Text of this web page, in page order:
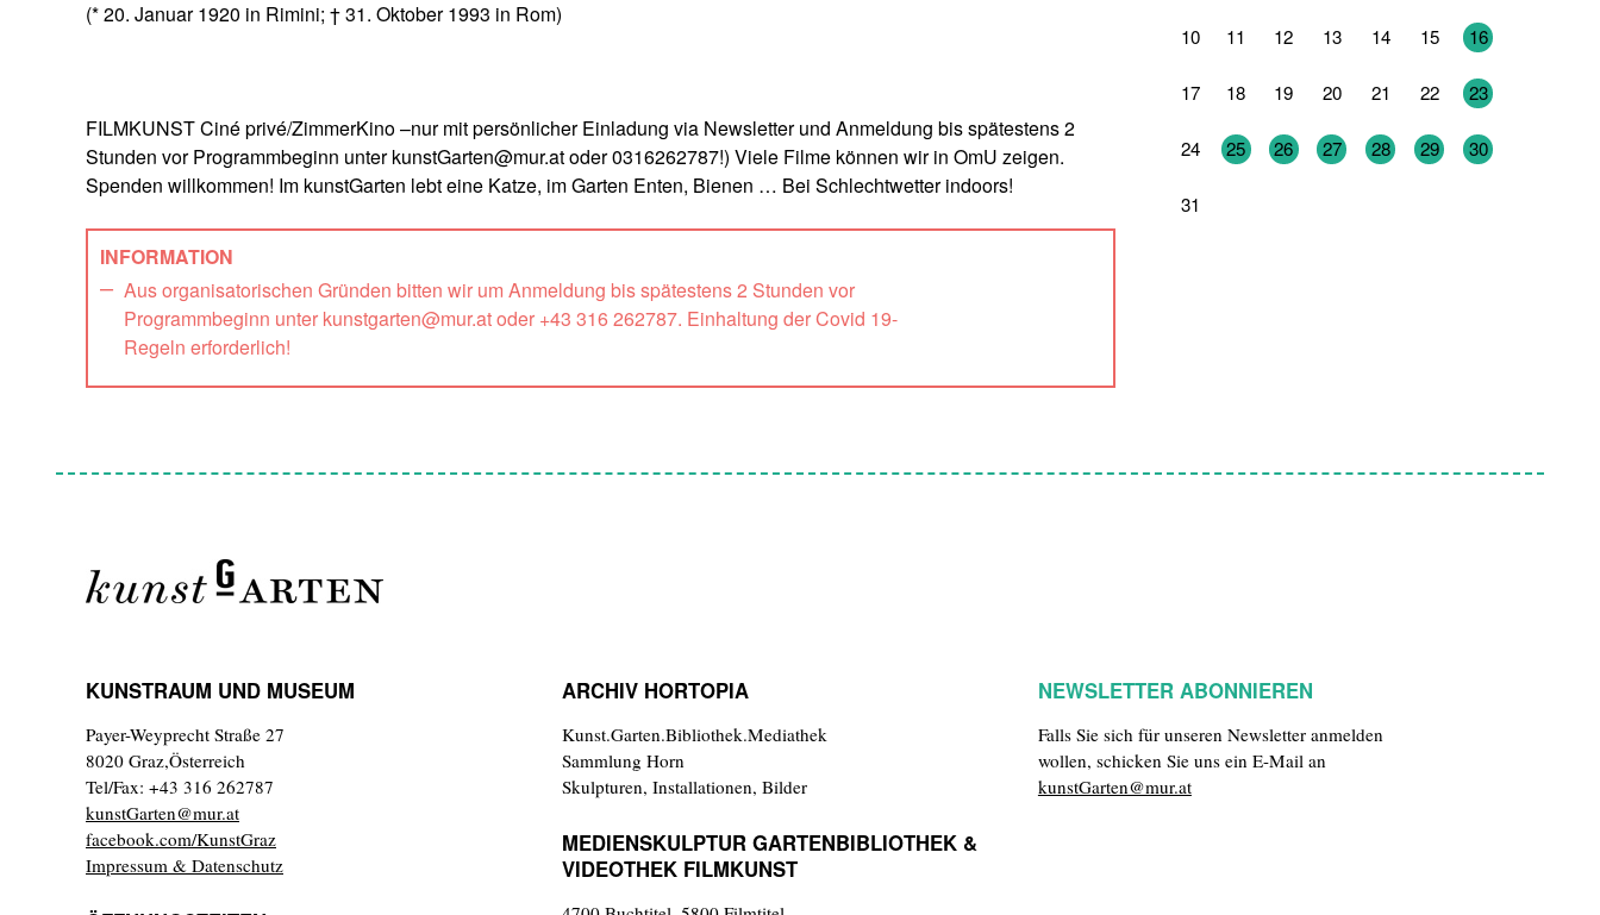
(* 20. Januar 1920 in Rimini; † 31. Oktober 1993 in Rom)
FILMKUNST Ciné privé/ZimmerKino –nur mit persönlicher Einladung via Newsletter und Anmeldung bis spätestens 2
Stunden vor Programmbeginn unter kunstGarten@mur.at oder 0316262787!) Viele Filme können wir in OmU zeigen.
Spenden willkommen! Im kunstGarten lebt eine Katze, im Garten Enten, Bienen … Bei Schlechtwetter indoors!
INFORMATION
Aus organisatorischen Gründen bitten wir um Anmeldung bis spätestens 2 Stunden vor
Programmbeginn unter kunstgarten@mur.at oder +43 316 262787. Einhaltung der Covid 19-
Regeln erforderlich!
10 11 12 13 14 15 16
17 18 19 20 21 22 23
24 25 26 27 28 29 30
31
KUNSTRAUM UND MUSEUM
Payer-Weyprecht Straße 27
8020 Graz,Österreich
Tel/Fax: +43 316 262787
kunstGarten@mur.at
facebook.com/KunstGraz
Impressum & Datenschutz
ARCHIV HORTOPIA
Kunst.Garten.Bibliothek.Mediathek
Sammlung Horn
Skulpturen, Installationen, Bilder
MEDIENSKULPTUR GARTENBIBLIOTHEK &
VIDEOTHEK FILMKUNST
NEWSLETTER ABONNIEREN
Falls Sie sich für unseren Newsletter anmelden
wollen, schicken Sie uns ein E-Mail an
kunstGarten@mur.at